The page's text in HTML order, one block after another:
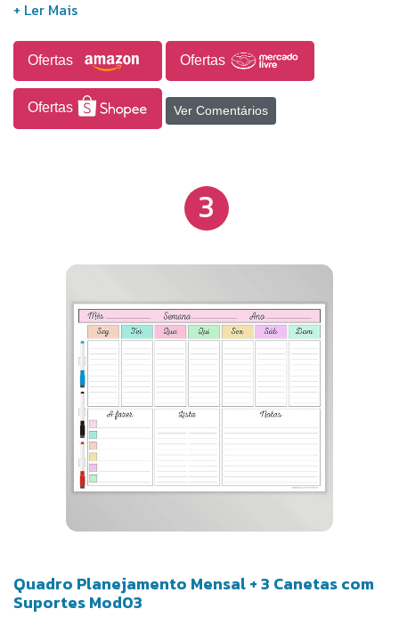
Ofertas Ofertas
Ofertas Ver Comentários
3
Quadro Planejamento Mensal + 3 Canetas com
Suportes Mod03